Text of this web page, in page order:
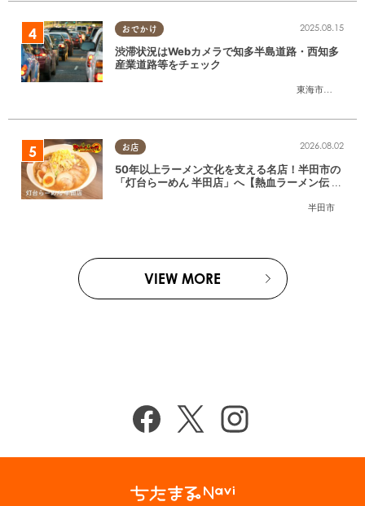
おでかけ
東海市大府市
2025.08.15
渋滞状況はWebカメラで知多半島道路・西知多
産業道路等をチェック
お店
半田市
2026.08.02
50年以上ラーメン文化を支える名店！半田市の
「灯台らーめん 半田店」へ【熱血ラーメン伝 8
VIEW MORE